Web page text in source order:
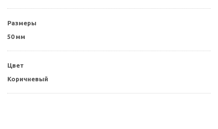
Размеры
50 мм
Цвет
Коричневый